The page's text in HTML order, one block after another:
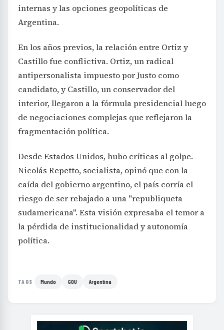
internas y las opciones geopolíticas de
Argentina.
En los años previos, la relación entre Ortiz y
Castillo fue conflictiva. Ortiz, un radical
antipersonalista impuesto por Justo como
candidato, y Castillo, un conservador del
interior, llegaron a la fórmula presidencial luego
de negociaciones complejas que reflejaron la
fragmentación política.
Desde Estados Unidos, hubo críticas al golpe.
Nicolás Repetto, socialista, opinó que con la
caída del gobierno argentino, el país corría el
riesgo de ser rebajado a una "republiqueta
sudamericana". Esta visión expresaba el temor a
la pérdida de institucionalidad y autonomía
política.
TAGS Mundo GOU Argentina